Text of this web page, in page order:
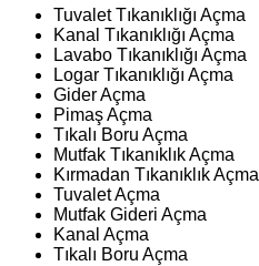
Tuvalet Tıkanıklığı Açma
Kanal Tıkanıklığı Açma
Lavabo Tıkanıklığı Açma
Logar Tıkanıklığı Açma
Gider Açma
Pimaş Açma
Tıkalı Boru Açma
Mutfak Tıkanıklık Açma
Kırmadan Tıkanıklık Açma
Tuvalet Açma
Mutfak Gideri Açma
Kanal Açma
Tıkalı Boru Açma